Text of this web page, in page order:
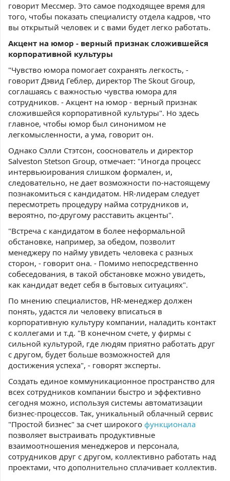
говорит Мессмер. Это самое подходящее время для
того, чтобы показать специалисту отдела кадров, что
вы открытый человек и с вами будет легко работать.
Акцент на юмор - верный признак сложившейся
корпоративной культуры
"Чувство юмора помогает сохранять легкость, -
говорит Дэвид Геблер, директор The Skout Group,
соглашаясь с важностью чувства юмора для
сотрудников. - Акцент на юмор - верный признак
сложившейся корпоративной культуры". Но здесь
главное, чтобы юмор был синонимом не
легкомысленности, а ума, говорит он.
Однако Сэлли Стэтсон, сооснователь и директор
Salveston Stetson Group, отмечает: "Иногда процесс
интервьюирования слишком формален, и,
следовательно, не дает возможности по-настоящему
познакомиться с кандидатом. HR-лидерам следует
пересмотреть процедуру найма сотрудников и,
вероятно, по-другому расставить акценты".
"Встреча с кандидатом в более неформальной
обстановке, например, за обедом, позволит
менеджеру по найму увидеть человека с разных
сторон, - говорит она. - Помимо непосредственно
собеседования, в такой обстановке можно увидеть,
как кандидат ведет себя в бытовых ситуациях".
По мнению специалистов, HR-менеджер должен
понять, удастся ли человеку вписаться в
корпоративную культуру компании, наладить контакт
с коллегами и т.д. "В конечном счете, у фирмы с
сильной культурой, где людям приятно работать друг
с другом, будет больше возможностей для
достижения успеха", - говорят эксперты.
Создать единое коммуникационное пространство для
всех сотрудников компании быстро и эффективно
сегодня можно, используя системы автоматизации
бизнес-процессов. Так, уникальный облачный сервис
"Простой бизнес" за счет широкого функционала
позволяет выстраивать продуктивные
взаимоотношения менеджеров и персонала,
сотрудников друг с другом, коллективно работать над
проектами, что дополнительно сплачивает коллектив.